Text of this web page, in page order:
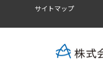
サイトマップ